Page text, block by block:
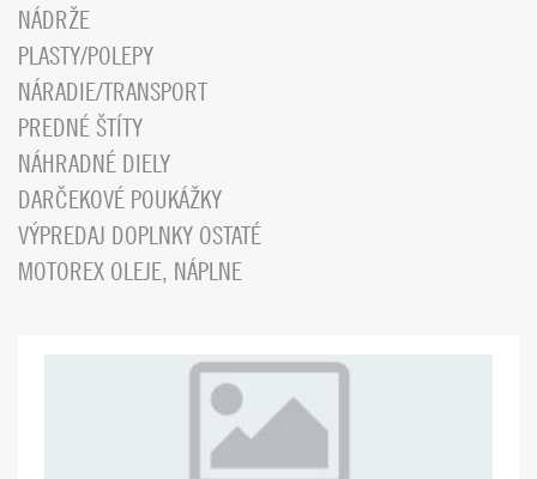
NÁDRŽE
PLASTY/POLEPY
NÁRADIE/TRANSPORT
PREDNÉ ŠTÍTY
NÁHRADNÉ DIELY
DARČEKOVÉ POUKÁŽKY
VÝPREDAJ DOPLNKY OSTATÉ
MOTOREX OLEJE, NÁPLNE